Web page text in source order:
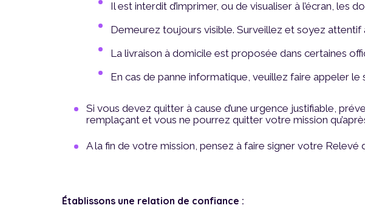
Il est interdit d’imprimer, ou de visualiser à l’écran,
Demeurez toujours visible. Surveillez et soyez
La livraison à domicile est proposée dans certaines
En cas de panne informatique, veuillez faire appeler le
Si vous devez quitter à cause d’une urgence justifiable,
remplaçant et vous ne pourrez quitter votre mission
A la fin de votre mission, pensez à faire signer votre
Établissons une relation de confiance :